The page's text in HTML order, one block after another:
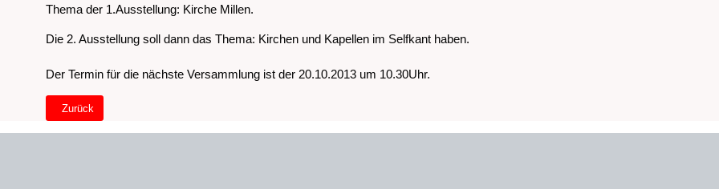
Thema der 1.Ausstellung: Kirche Millen.
Die 2. Ausstellung soll dann das Thema: Kirchen und Kapellen im Selfkant haben.
Der Termin für die nächste Versammlung ist der 20.10.2013 um 10.30Uhr.
Vorheriger Beitrag: Versammlung Herbst 2013
Zurück